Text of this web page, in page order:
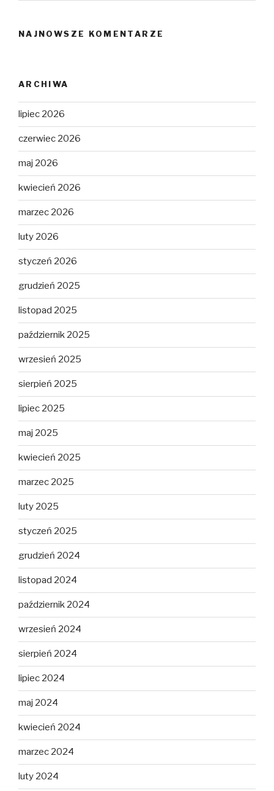
NAJNOWSZE KOMENTARZE
ARCHIWA
lipiec 2026
czerwiec 2026
maj 2026
kwiecień 2026
marzec 2026
luty 2026
styczeń 2026
grudzień 2025
listopad 2025
październik 2025
wrzesień 2025
sierpień 2025
lipiec 2025
maj 2025
kwiecień 2025
marzec 2025
luty 2025
styczeń 2025
grudzień 2024
listopad 2024
październik 2024
wrzesień 2024
sierpień 2024
lipiec 2024
maj 2024
kwiecień 2024
marzec 2024
luty 2024